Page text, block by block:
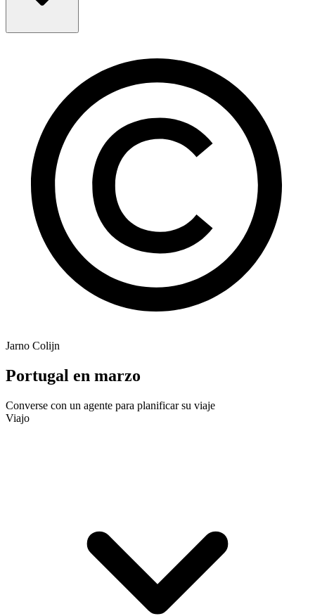
Jarno Colijn
Portugal en marzo
Converse con un agente para planificar su viaje
Viajo